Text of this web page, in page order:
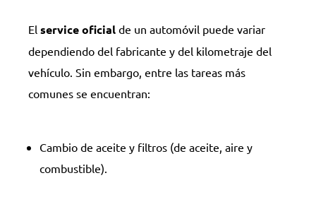
El service oficial de un automóvil puede variar
dependiendo del fabricante y del kilometraje del
vehículo. Sin embargo, entre las tareas más
comunes se encuentran:
Cambio de aceite y filtros (de aceite, aire y
combustible).